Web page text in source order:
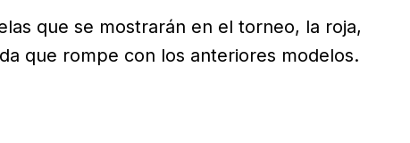
que se mostrarán en el torneo, la roja,
que rompe con los anteriores modelos.